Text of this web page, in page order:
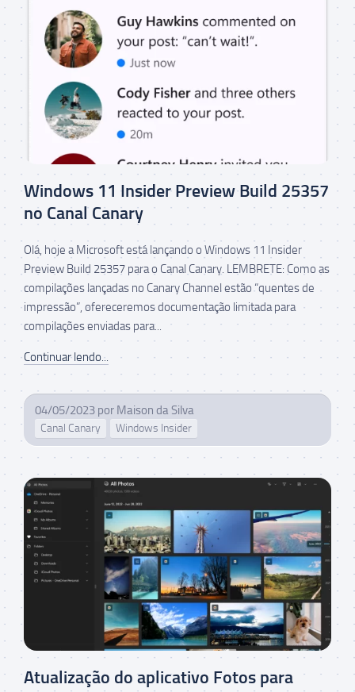
Windows 11 Insider Preview Build 25357
no Canal Canary
Olá, hoje a Microsoft está lançando o Windows 11 Insider
Preview Build 25357 para o Canal Canary. LEMBRETE: Como as
compilações lançadas no Canary Channel estão “quentes de
impressão”, ofereceremos documentação limitada para
compilações enviadas para...
Continuar lendo...
04/05/2023 por Maison da Silva
Canal Canary Windows Insider
Atualização do aplicativo Fotos para